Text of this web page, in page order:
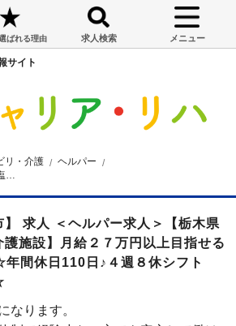
ばれる理由 求人検索 メニュー
サイト
リ・介護
ヘルパー
】 求人 ＜ヘルパー求人＞【栃木県
施設】月給２７万円以上目指せる
間休日110日♪４週８休シフト
なります。